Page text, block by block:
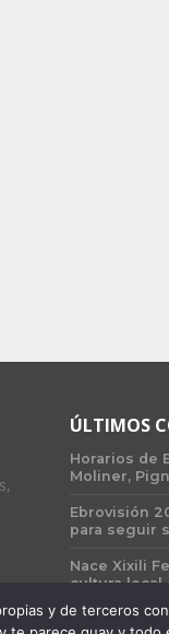
ÚLTIMOS
Horarios de
Moliner,
Ebrovisión
para seguir
Nace Xixili
cultura local
y de terceros